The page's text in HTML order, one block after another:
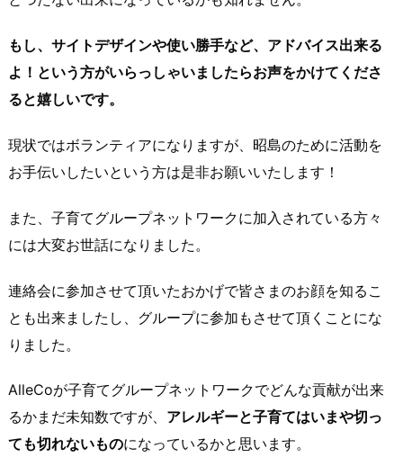
もし、サイトデザインや使い勝手など、アドバイス出来る
よ！という方がいらっしゃいましたらお声をかけてくださ
ると嬉しいです。
現状ではボランティアになりますが、昭島のために活動を
お手伝いしたいという方は是非お願いいたします！
また、子育てグループネットワークに加入されている方々
には大変お世話になりました。
連絡会に参加させて頂いたおかげで皆さまのお顔を知るこ
とも出来ましたし、グループに参加もさせて頂くことにな
りました。
AlleCoが子育てグループネットワークでどんな貢献が出来
るかまだ未知数ですが、 アレルギーと子育てはいまや切っ
ても切れないものになっているかと思います。